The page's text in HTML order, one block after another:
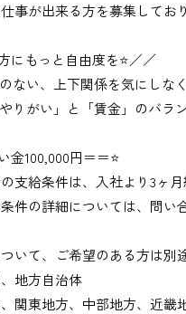
事が出来る方を募集してお
にもっと自由度を⭐／／
ない、上下関係を気にしな
りがい」と「賃金」のバラ
金100,000円＝＝⭐
支給条件は、入社より3ヶ
件の詳細については、問い
いて、ご希望のある方は別
地方自治体
、関東地方、中部地方、近畿